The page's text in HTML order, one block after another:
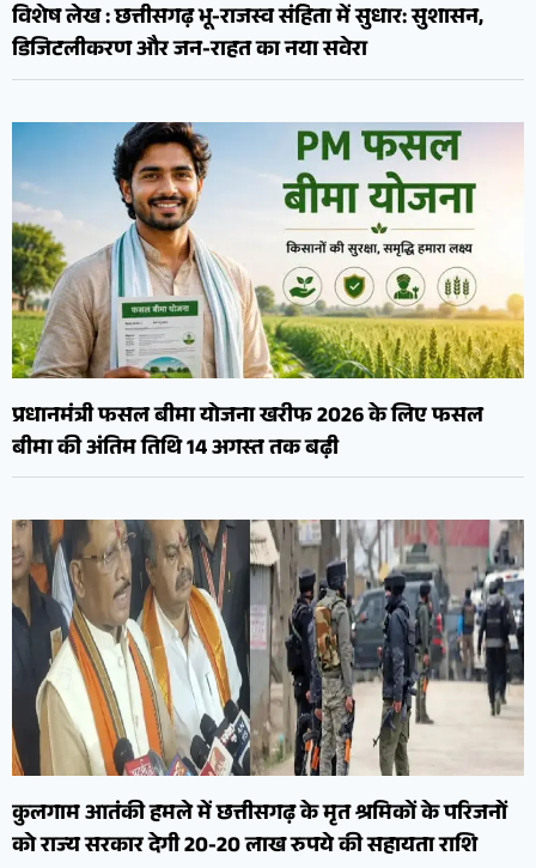
विशेष लेख : छत्तीसगढ़ भू-राजस्व संहिता में सुधार: सुशासन,
डिजिटलीकरण और जन-राहत का नया सवेरा
प्रधानमंत्री फसल बीमा योजना खरीफ 2026 के लिए फसल
बीमा की अंतिम तिथि 14 अगस्त तक बढ़ी
कुलगाम आतंकी हमले में छत्तीसगढ़ के मृत श्रमिकों के परिजनों
को राज्य सरकार देगी 20-20 लाख रुपये की सहायता राशि